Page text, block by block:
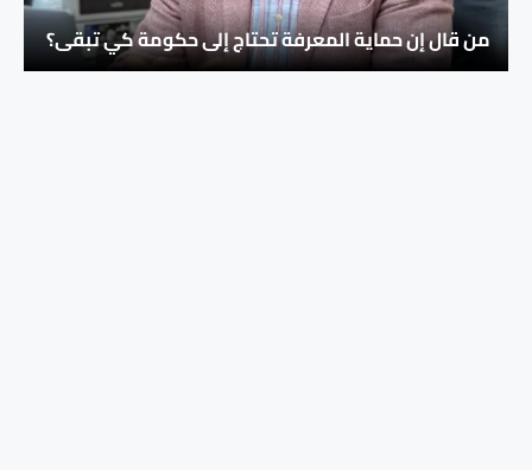
من قال إن حماية المعرفة تحتاج إلى حكومة كي تبقى؟